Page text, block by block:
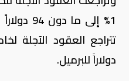
1% إلى
دولاراً للبرميل.